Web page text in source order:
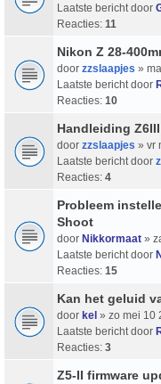
Laatste bericht door
Reacties: 11
Nikon Z 28-
door zzslaapjes »
Laatste bericht door
Reacties: 10
Handleiding Z6III
door zzslaapjes » vr
Laatste bericht door
Reacties: 4
Probleem
Shoot
door Nikkormaat »
Laatste bericht door
Reacties: 15
Kan het geluid
door kel » zo mei 10
Laatste bericht door
Reacties: 3
Z5-II firmware